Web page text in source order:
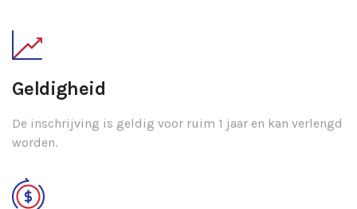
Geldigheid
De inschrijving is geldig voor ruim 1 jaar en kan verlengd
worden.